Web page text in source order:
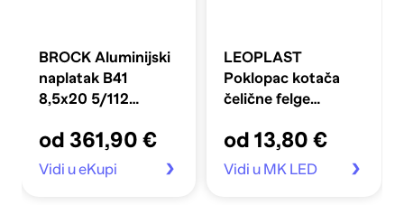
BROCK Aluminijski
naplatak B41
8,5x20 5/112
od 361,90 €
Vidi u eKupi
LEOPLAST
Poklopac kotača
čelične felge
siva
od 13,80 €
Vidi u MK LED